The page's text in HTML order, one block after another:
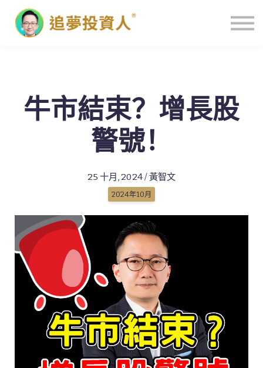
主頁
牛市結束？增長股
警號！
25 十月, 2024 / 黃智文
2024年10月